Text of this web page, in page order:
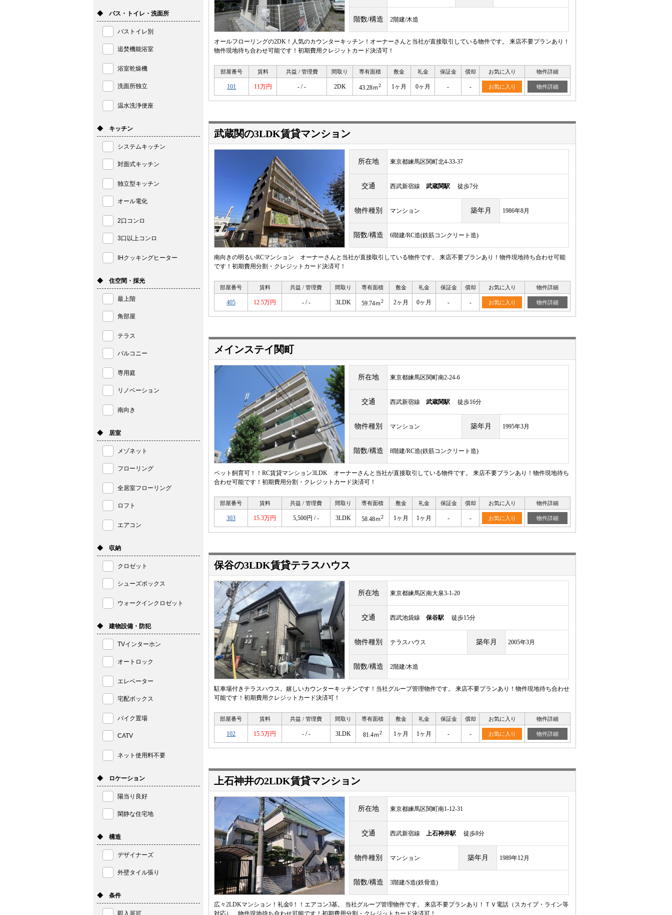
階数/構造 2階建/木造
オールフローリングの2DK！人気のカウンターキッチン！オーナーさんと当社が直接取引している物件です。 来店不要プランあり！
物件現地待ち合わせ可能です！初期費用クレジットカード決済可！
部屋番号 賃料 共益 / 管理費 間取り 専有面積 敷金 礼金 保証金 償却 お気に入り 物件詳細
101 11万円 - / - 2DK 43.28ｍ2 1ヶ月 0ヶ月 - - お気に入り 物件詳細
武蔵関の3LDK賃貸マンション
所在地 東京都練馬区関町北4-33-37
交通 西武新宿線 武蔵関駅 徒歩7分
物件種別 マンション 築年月 1986年8月
階数/構造 6階建/RC造(鉄筋コンクリート造)
南向きの明るいRCマンション オーナーさんと当社が直接取引している物件です。 来店不要プランあり！物件現地待ち合わせ可能
です！初期費用分割・クレジットカード決済可！
部屋番号 賃料 共益 / 管理費 間取り 専有面積 敷金 礼金 保証金 償却 お気に入り 物件詳細
405 12.5万円 - / - 3LDK 59.74ｍ2 2ヶ月 0ヶ月 - - お気に入り 物件詳細
メインステイ関町
所在地 東京都練馬区関町南2-24-6
交通 西武新宿線 武蔵関駅 徒歩16分
物件種別 マンション 築年月 1995年3月
階数/構造 8階建/RC造(鉄筋コンクリート造)
ペット飼育可！！RC賃貸マンション3LDK オーナーさんと当社が直接取引している物件です。 来店不要プランあり！物件現地待ち
合わせ可能です！初期費用分割・クレジットカード決済可！
部屋番号 賃料 共益 / 管理費 間取り 専有面積 敷金 礼金 保証金 償却 お気に入り 物件詳細
303 15.3万円 5,500円 / - 3LDK 58.48ｍ2 1ヶ月 1ヶ月 - - お気に入り 物件詳細
保谷の3LDK賃貸テラスハウス
所在地 東京都練馬区南大泉3-1-20
交通 西武池袋線 保谷駅 徒歩15分
物件種別 テラスハウス 築年月 2005年3月
階数/構造 2階建/木造
駐車場付きテラスハウス。嬉しいカウンターキッチンです！当社グループ管理物件です。 来店不要プランあり！物件現地待ち合わせ
可能です！初期費用クレジットカード決済可！
部屋番号 賃料 共益 / 管理費 間取り 専有面積 敷金 礼金 保証金 償却 お気に入り 物件詳細
102 15.5万円 - / - 3LDK 81.4ｍ2 1ヶ月 1ヶ月 - - お気に入り 物件詳細
上石神井の2LDK賃貸マンション
所在地 東京都練馬区関町南1-12-31
交通 西武新宿線 上石神井駅 徒歩8分
物件種別 マンション 築年月 1989年12月
階数/構造 3階建/S造(鉄骨造)
広々2LDKマンション！礼金0！！エアコン3基。 当社グループ管理物件です。 来店不要プランあり！ＴＶ電話（スカイプ・ライン等
対応）、物件現地待ち合わせ可能です！初期費用分割・クレジットカード決済可！
◆ バス・トイレ・洗面所
バストイレ別
追焚機能浴室
浴室乾燥機
洗面所独立
温水洗浄便座
◆ キッチン
システムキッチン
対面式キッチン
独立型キッチン
オール電化
2口コンロ
3口以上コンロ
IHクッキングヒーター
◆ 住空間・採光
最上階
角部屋
テラス
バルコニー
専用庭
リノベーション
南向き
◆ 居室
メゾネット
フローリング
全居室フローリング
ロフト
エアコン
◆ 収納
クロゼット
シューズボックス
ウォークインクロゼット
◆ 建物設備・防犯
TVインターホン
オートロック
エレベーター
宅配ボックス
バイク置場
CATV
ネット使用料不要
◆ ロケーション
陽当り良好
閑静な住宅地
◆ 構造
デザイナーズ
外壁タイル張り
◆ 条件
即入居可